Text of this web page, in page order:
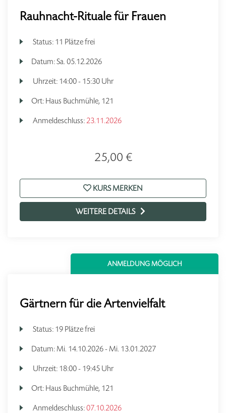
Rauhnacht-Rituale für Frauen
Status: 11 Plätze frei
Datum:Sa. 05.12.2026
Uhrzeit: 14:00 - 15:30 Uhr
Ort: Haus Buchmühle, 121
Anmeldeschluss:23.11.2026
25,00 €
KURS MERKEN
WEITERE DETAILS
ANMELDUNG MÖGLICH
Gärtnern für die Artenvielfalt
Status: 19 Plätze frei
Datum: Mi. 14.10.2026 - Mi. 13.01.2027
Uhrzeit: 18:00 - 19:45 Uhr
Ort: Haus Buchmühle, 121
Anmeldeschluss:07.10.2026